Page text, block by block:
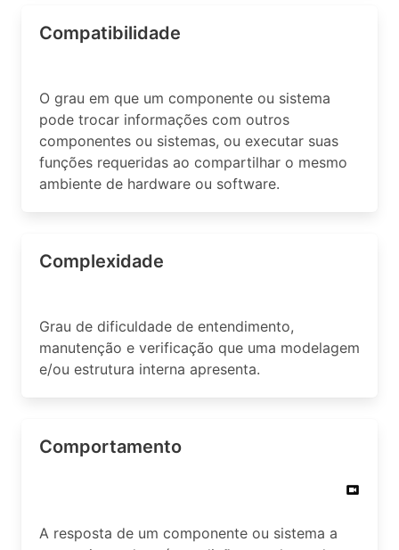
Compatibilidade
O grau em que um componente ou sistema
pode trocar informações com outros
componentes ou sistemas, ou executar suas
funções requeridas ao compartilhar o mesmo
ambiente de hardware ou software.
Complexidade
Grau de dificuldade de entendimento,
manutenção e verificação que uma modelagem
e/ou estrutura interna apresenta.
Comportamento
A resposta de um componente ou sistema a